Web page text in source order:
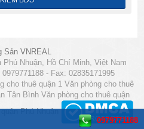
Sản VNREAL
Nhuận, Hồ Chí Minh, Việt Nam
- Fax: 02835171995
cho thuê quận 1 Văn phòng cho thuê
Tân Bình Văn phòng cho thuê quận
Phú Nhuận
0979771188